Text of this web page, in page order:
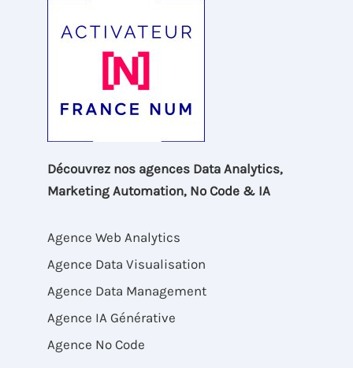
Découvrez nos agences Data Analytics,
Marketing Automation, No Code & IA
Agence Web Analytics
Agence Data Visualisation
Agence Data Management
Agence IA Générative
Agence No Code